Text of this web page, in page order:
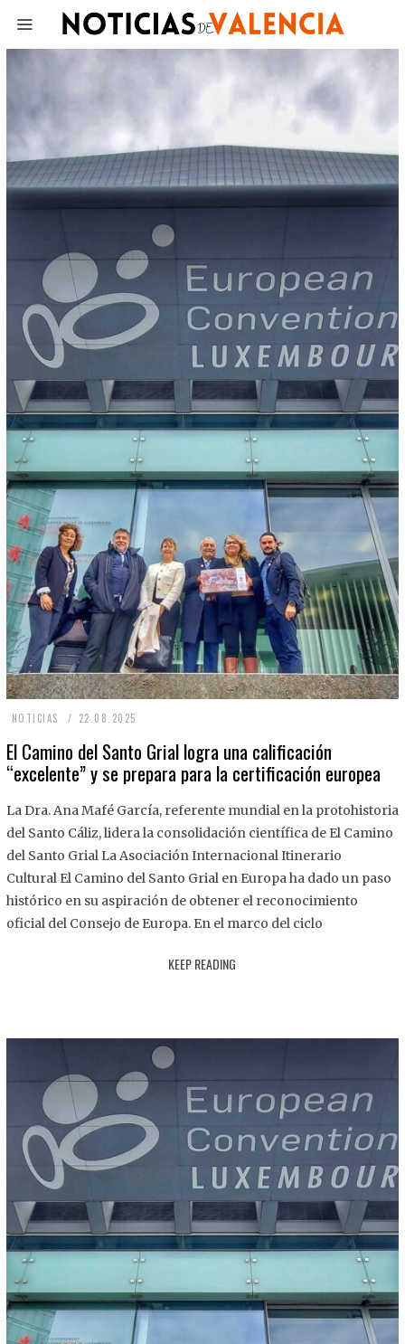
NOTICIAS 22.08.2025
.
8
2
2
El Camino del Santo Grial logra una calificación
“excelente” y se prepara para la certificación europea
La Dra. Ana Mafé García, referente mundial en la protohistoria
del Santo Cáliz, lidera la consolidación científica de El Camino
del Santo Grial La Asociación Internacional Itinerario
Cultural El Camino del Santo Grial en Europa ha dado un paso
histórico en su aspiración de obtener el reconocimiento
oficial del Consejo de Europa. En el marco del ciclo
KEEP READING